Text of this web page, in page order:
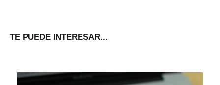
TE PUEDE INTERESAR...